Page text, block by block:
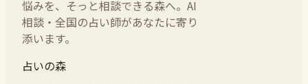
悩みを、そっと相談できる森へ。AI
相談・全国の占い師があなたに寄り
添います。
占いの森